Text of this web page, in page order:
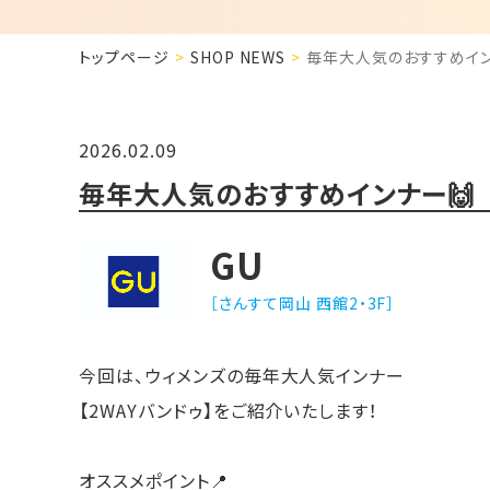
トップページ SHOP NEWS 毎年大人気のおすすめイ
2026.02.09
毎年大人気のおすすめインナー🙌
GU
［さんすて岡山 西館2・3F］
今回は、ウィメンズの毎年大人気インナー
【2WAYバンドゥ】をご紹介いたします！
オススメポイント📍